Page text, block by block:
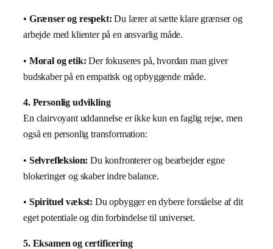
• Grænser og respekt: Du lærer at sætte klare grænser og
arbejde med klienter på en ansvarlig måde.
• Moral og etik: Der fokuseres på, hvordan man giver
budskaber på en empatisk og opbyggende måde.
4. Personlig udvikling
En clairvoyant uddannelse er ikke kun en faglig rejse, men
også en personlig transformation:
• Selvrefleksion: Du konfronterer og bearbejder egne
blokeringer og skaber indre balance.
• Spirituel vækst: Du opbygger en dybere forståelse af dit
eget potentiale og din forbindelse til universet.
5. Eksamen og certificering